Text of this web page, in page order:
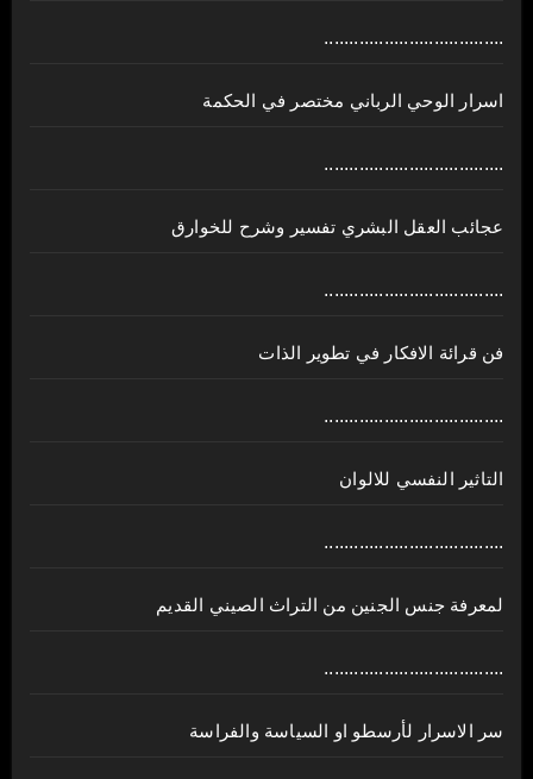
....................................
اسرار الوحي الرباني مختصر في الحكمة
....................................
عجائب العقل البشري تفسير وشرح للخوارق
....................................
فن قرائة الافكار في تطوير الذات
....................................
التاثير النفسي للالوان
....................................
لمعرفة جنس الجنين من التراث الصيني القديم
....................................
سر الاسرار لأرسطو او السياسة والفراسة